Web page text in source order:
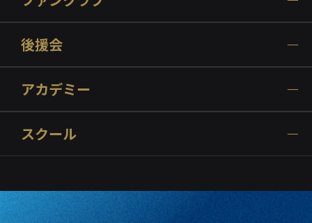
後援会
アカデミー
スクール